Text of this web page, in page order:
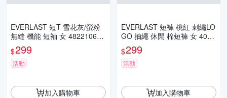
EVERLAST 短T 雪花灰/螢粉
無縫 機能 短袖 女 482210631
2 4822106341
$299
活動
加入購物車
EVERLAST 短褲 桃紅 刺繡LO
GO 抽繩 休閒 棉短褲 女 4022
180152
$299
活動
加入購物車